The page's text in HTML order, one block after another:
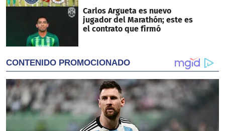
Carlos Argueta es nuevo
jugador del Marathón; este es
el contrato que firmó